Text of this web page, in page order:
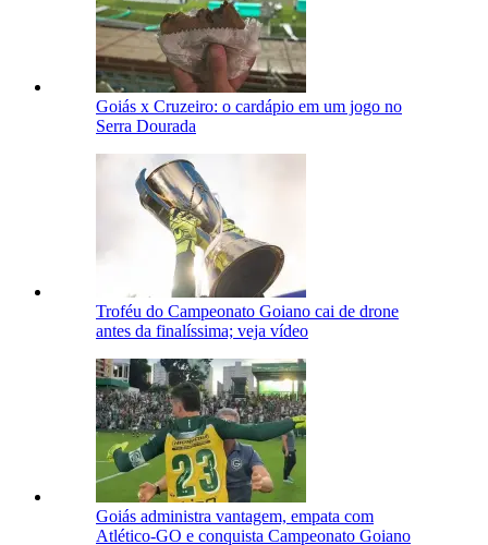
Goiás x Cruzeiro: o cardápio em um jogo no
Serra Dourada
Troféu do Campeonato Goiano cai de drone
antes da finalíssima; veja vídeo
Goiás administra vantagem, empata com
Atlético-GO e conquista Campeonato Goiano